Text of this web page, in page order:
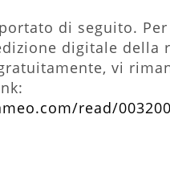
di seguito. Per
digitale della
vi
read/